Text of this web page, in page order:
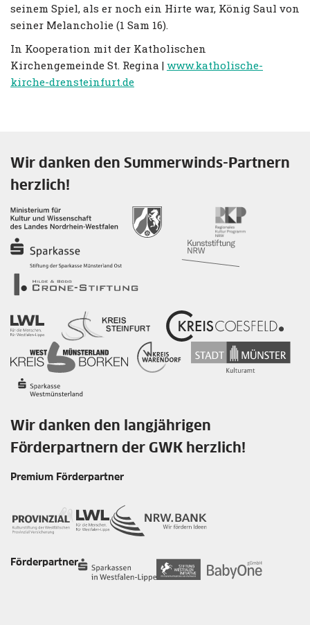
seinem Spiel, als er noch ein Hirte war, König Saul von
seiner Melancholie (1 Sam 16).
In Kooperation mit der Katholischen
Kirchengemeinde St. Regina | www.katholische-
kirche-drensteinfurt.de
Wir danken den Summerwinds-Partnern
herzlich!
Wir danken den langjährigen
Förderpartnern der GWK herzlich!
Premium Förderpartner
Förderpartner